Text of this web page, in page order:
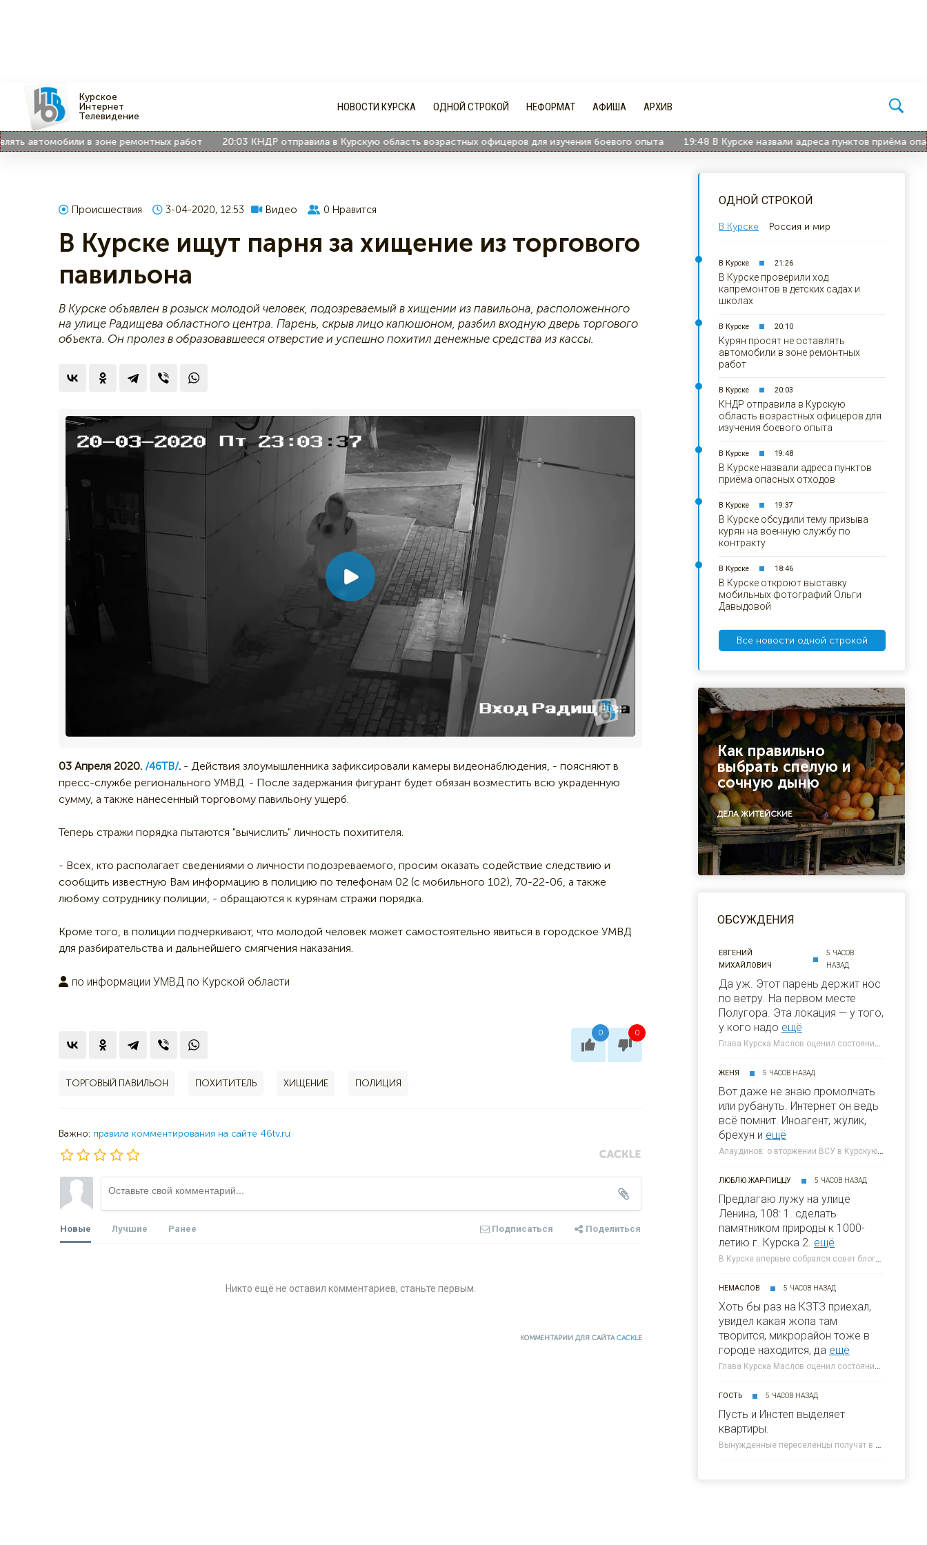
Курское
Интернет
Телевидение
НОВОСТИ КУРСКА ОДНОЙ СТРОКОЙ НЕФОРМАТ АФИША АРХИВ
автомобили в зоне ремонтных работ 20:03 КНДР отправила в Курскую область возрастных офицеров для изучения боевого опыта 19:48 В Курске назвали адреса пунктов приёма
Происшествия 3-04-2020, 12:53 Видео 0 Нравится
В Курске ищут парня за хищение из торгового
павильона
В Курске объявлен в розыск молодой человек, подозреваемый в хищении из павильона, расположенного
на улице Радищева областного центра. Парень, скрыв лицо капюшоном, разбил входную дверь торгового
объекта. Он пролез в образовавшееся отверстие и успешно похитил денежные средства из кассы.
03 Апреля 2020. /46ТВ/. - Действия злоумышленника зафиксировали камеры видеонаблюдения, - поясняют в
пресс-службе регионального УМВД. - После задержания фигурант будет обязан возместить всю украденную
сумму, а также нанесенный торговому павильону ущерб.
Теперь стражи порядка пытаются "вычислить" личность похитителя.
- Всех, кто располагает сведениями о личности подозреваемого, просим оказать содействие следствию и
сообщить известную Вам информацию в полицию по телефонам 02 (с мобильного 102), 70-22-06, а также
любому сотруднику полиции, - обращаются к курянам стражи порядка.
Кроме того, в полиции подчеркивают, что молодой человек может самостоятельно явиться в городское УМВД
для разбирательства и дальнейшего смягчения наказания.
по информации УМВД по Курской области
0 0
ТОРГОВЫЙ ПАВИЛЬОН ПОХИТИТЕЛЬ ХИЩЕНИЕ ПОЛИЦИЯ
Важно: правила комментирования на сайте 46tv.ru
Новые Лучшие Ранее Подписаться Поделиться
Никто ещё не оставил комментариев, станьте первым.
КОММЕНТАРИИ ДЛЯ САЙТАCACKLE
ОДНОЙ СТРОКОЙ
В Курске Россия и мир
В Курске 21:26
В Курске проверили ход
капремонтов в детских садах и
школах
В Курске 20:10
Курян просят не оставлять
автомобили в зоне ремонтных
работ
В Курске 20:03
КНДР отправила в Курскую
область возрастных офицеров для
изучения боевого опыта
В Курске 19:48
В Курске назвали адреса пунктов
приёма опасных отходов
В Курске 19:37
В Курске обсудили тему призыва
курян на военную службу по
контракту
В Курске 18:46
В Курске откроют выставку
мобильных фотографий Ольги
Давыдовой
Все новости одной строкой
Как правильно
выбрать спелую и
сочную дыню
ДЕЛА ЖИТЕЙСКИЕ
ОБСУЖДЕНИЯ
ЕВГЕНИЙ
МИХАЙЛОВИЧ
5 ЧАСОВ
НАЗАД
Да уж. Этот парень держит нос
по ветру. На первом месте
Полугора. Этa локация — у того,
у кого надо ещё
Глава Курска Маслов оценил состояние требующих благоустройства локаций » 46ТВ Курское Интернет Телевидение
ЖЕНЯ 5 ЧАСОВ НАЗАД
Вот даже не знаю промолчать
или рубануть. Интернет он ведь
всё помнит. Иноагент, жулик,
брехун и ещё
Алаудинов: о вторжении ВСУ в Курскую область я узнал от гражданских людей » 46ТВ Курское Интернет Телевидение
ЛЮБЛЮ ЖАР-ПИЦЦУ 5 ЧАСОВ НАЗАД
Предлагаю лужу на улице
Ленина, 108: 1. сделать
памятником природы к 1000-
летию г. Курска 2. ещё
В Курске впервые собрался совет блогеров при главе города » 46ТВ Курское Интернет Телевидение
НЕМАСЛОВ 5 ЧАСОВ НАЗАД
Хоть бы раз на КЗТЗ приехал,
увидел какая жопа там
творится, микрорайон тоже в
городе находится, да ещё
Глава Курска Маслов оценил состояние требующих благоустройства локаций » 46ТВ Курское Интернет Телевидение
ГОСТЬ 5 ЧАСОВ НАЗАД
Пусть и Инстеп выделяет
квартиры.
Вынужденные переселенцы получат в Курске около 300 квартир от КПД » 46ТВ Курское Интернет Телевидение